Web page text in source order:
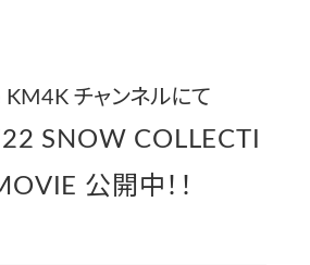
KM4K チャンネルにて
SNOW COLLECTI
公開中！！